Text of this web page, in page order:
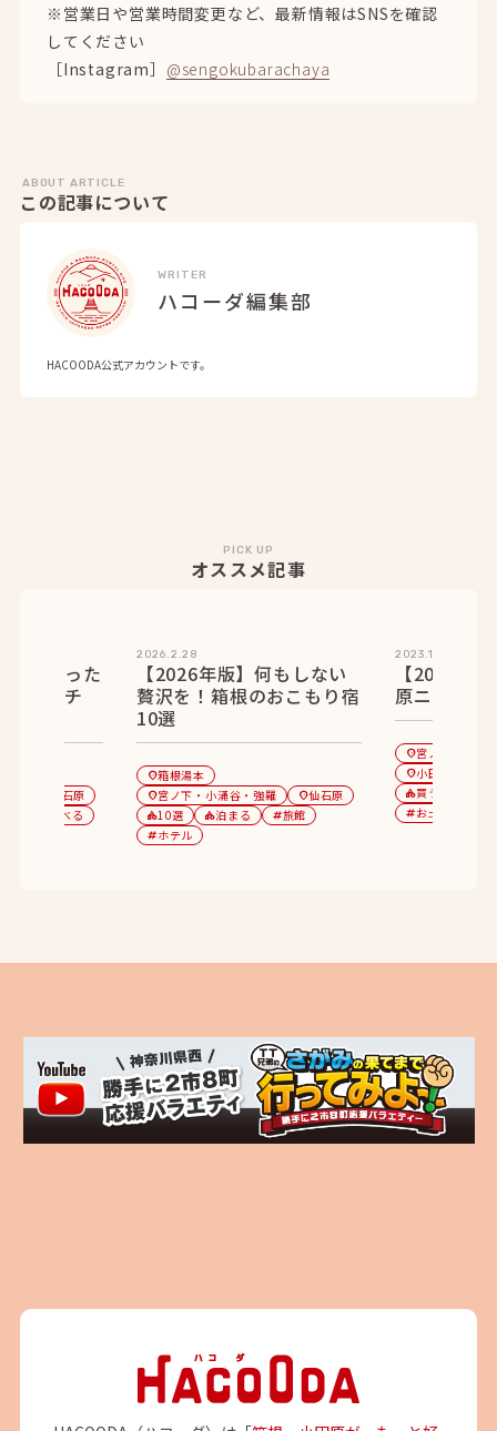
※営業日や営業時間変更など、最新情報はSNSを確認
してください
［Instagram］ @sengokubarachaya
ABOUT ARTICLE
この記事について
WRITER
ハコーダ編集部
HACOODA公式アカウントです。
PICK UP
オススメ記事
チに迷った
道ランチ
仙石原
食べる
2026.2.28
【2026年版】何もしない
贅沢を！箱根のおこもり宿
10選
location_on箱根湯本
location_on宮ノ下・小涌谷・強羅 location_on仙石原
category10選 category泊まる tag旅館
tagホテル
2023.10.11
【2023年
原ニューオ
location_on宮ノ下・小涌
location_on小田原
category買う
tagお土産